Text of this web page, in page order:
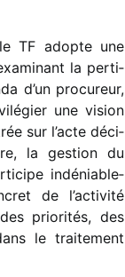
TF adopte une
la perti­
d’un procu­reur,
une vision
sur l’acte déci­
la gestion du
indé­nia­ble­
de l’activité
prio­ri­tés, des
le trai­te­ment